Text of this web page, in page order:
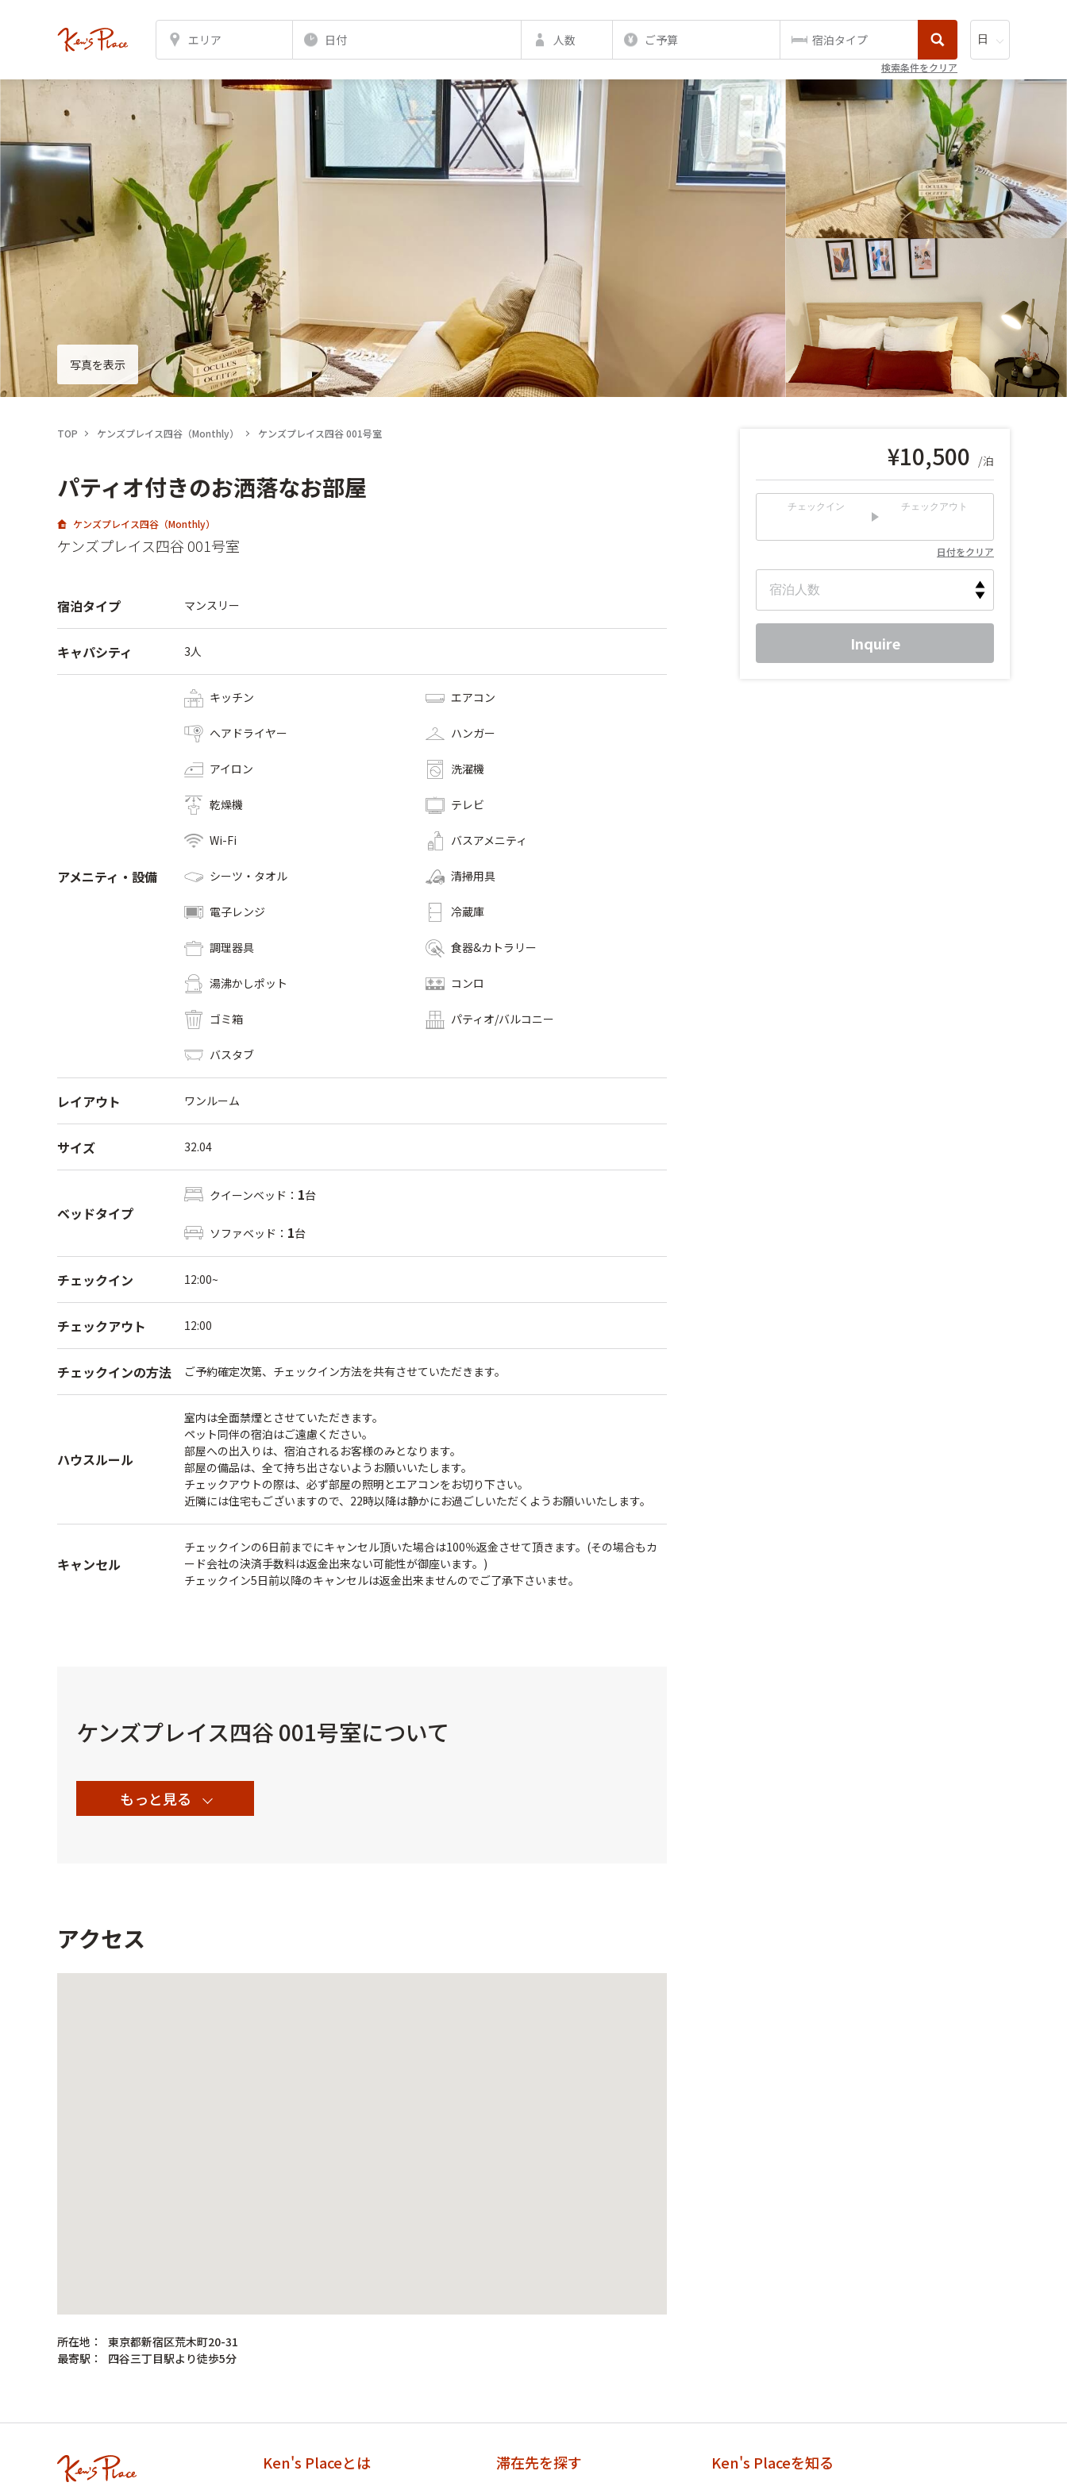
エリア 日付 人数 ご予算 宿泊タイプ
検索条件をクリア
写真を表示
TOP ケンズプレイス四谷（Monthly） ケンズプレイス四谷 001号室
パティオ付きのお洒落なお部屋
ケンズプレイス四谷（Monthly）
ケンズプレイス四谷 001号室
宿泊タイプ マンスリー
キャパシティ 3人
アメニティ・設備
キッチン エアコン
へアドライヤー ハンガー
アイロン 洗濯機
乾燥機 テレビ
Wi-Fi バスアメニティ
シーツ・タオル 清掃用具
電子レンジ 冷蔵庫
調理器具 食器&カトラリー
湯沸かしポット コンロ
ゴミ箱 パティオ/バルコニー
バスタブ
レイアウト ワンルーム
サイズ 32.04
ベッドタイプ
クイーンベッド： 1台
ソファベッド： 1台
チェックイン 12:00~
チェックアウト 12:00
チェックインの方法 ご予約確定次第、チェックイン方法を共有させていただきます。
ハウスルール
室内は全面禁煙とさせていただきます。
ペット同伴の宿泊はご遠慮ください。
部屋への出入りは、宿泊されるお客様のみとなります。
部屋の備品は、全て持ち出さないようお願いいたします。
チェックアウトの際は、必ず部屋の照明とエアコンをお切り下さい。
近隣には住宅もございますので、22時以降は静かにお過ごしいただくようお願いいたします。
キャンセル
チェックインの6日前までにキャンセル頂いた場合は100％返金させて頂きます。(その場合もカ
ード会社の決済手数料は返金出来ない可能性が御座います。)
チェックイン5日前以降のキャンセルは返金出来ませんのでご了承下さいませ。
ケンズプレイス四谷 001号室について
もっと見る
アクセス
所在地：
東京都新宿区荒木町20-31
最寄駅：
四谷三丁目駅より徒歩5分
¥10,500 /泊
チェックイン チェックアウト
日付をクリア
Inquire
Ken's Placeとは 滞在先を探す Ken's Placeを知る